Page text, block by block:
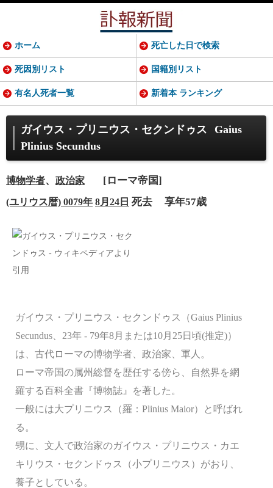
ガイウス・プリニウス・セクンドゥス
Gaius
Plinius Secundus
博物学者、 政治家 [ローマ帝国]
(ユリウス暦) 0079年 8月24日 死去 享年57歳
ガイウス・プリニウス・セクンドゥス（Gaius Plinius
Secundus、23年 - 79年8月または10月25日頃(推定)）
は、古代ローマの博物学者、政治家、軍人。
ローマ帝国の属州総督を歴任する傍ら、自然界を網
羅する百科全書『博物誌』を著した。
一般には大プリニウス（羅：Plinius Maior）と呼ばれ
る。
甥に、文人で政治家のガイウス・プリニウス・カエ
キリウス・セクンドゥス（小プリニウス）がおり、
養子としている。
ホーム 死亡した日で検索
死因別リスト 国籍別リスト
有名人死者一覧 新着本 ランキング